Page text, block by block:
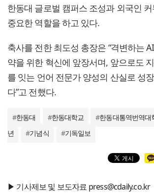
한동대 글로벌 캠퍼스 조성과 외국인
중요한 역할을 하고 있다.
축사를 전한 최도성 총장은 “격변하는
약을 위한 혁신에 앞장서며, 앞으로도
를 잇는 언어 전문가 양성의 산실로 성
다”고 전했다.
#한동대 #한동대학교 #한동대통역번역대
년
#기념식 #기독일보
▶ 기사제보 및 보도자료 press@cdaily.co.kr